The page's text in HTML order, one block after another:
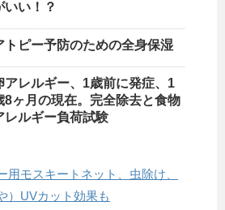
いい！？
トピー予防のための全身保湿
アレルギー、1歳前に発症、1
8ヶ月の現在。完全除去と食物
レルギー負荷試験
用モスキートネット、虫除け、
）UVカット効果も